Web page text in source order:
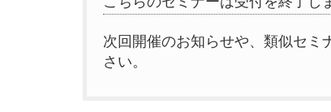
次回開催のお知らせや、類似セミ
さい。